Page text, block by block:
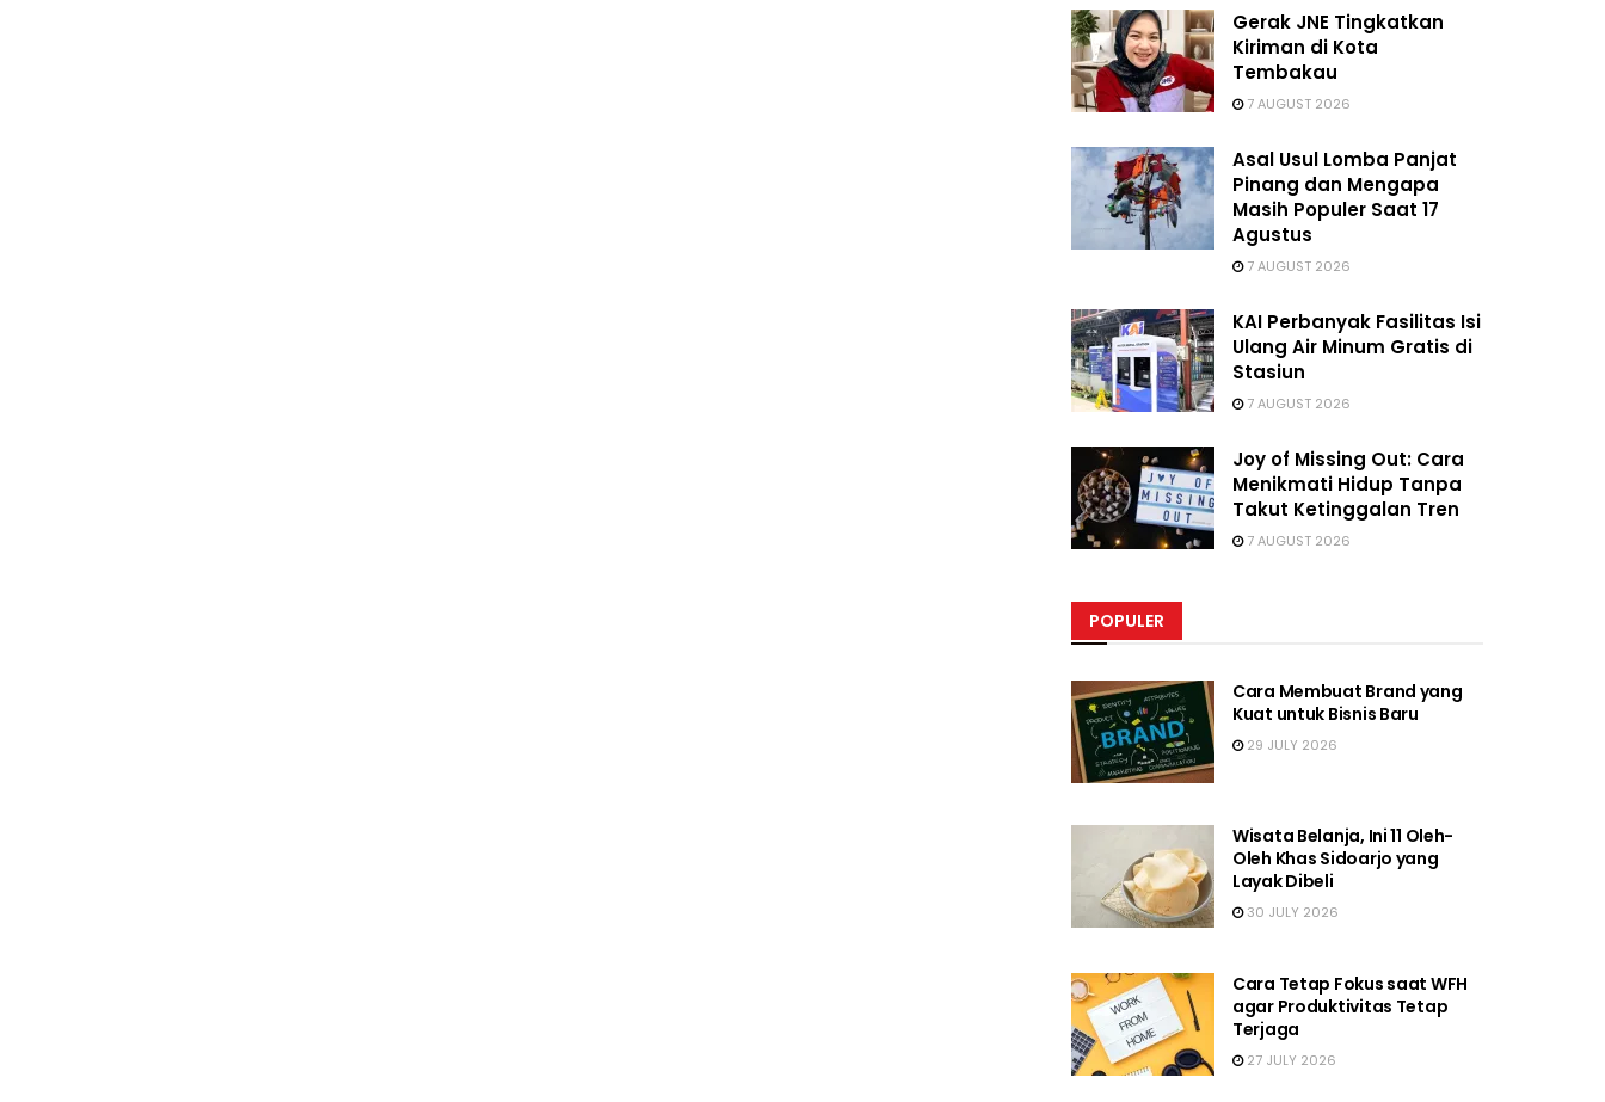
Gerak JNE Tingkatkan
Kiriman di Kota
Tembakau
7 AUGUST 2026
Asal Usul Lomba Panjat
Pinang dan Mengapa
Masih Populer Saat 17
Agustus
7 AUGUST 2026
KAI Perbanyak Fasilitas Isi
Ulang Air Minum Gratis di
Stasiun
7 AUGUST 2026
Joy of Missing Out: Cara
Menikmati Hidup Tanpa
Takut Ketinggalan Tren
7 AUGUST 2026
POPULER
Cara Membuat Brand yang
Kuat untuk Bisnis Baru
29 JULY 2026
Wisata Belanja, Ini 11 Oleh-
Oleh Khas Sidoarjo yang
Layak Dibeli
30 JULY 2026
Cara Tetap Fokus saat WFH
agar Produktivitas Tetap
Terjaga
27 JULY 2026